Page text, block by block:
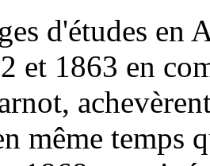
d'études en
et 1863 en
même temps